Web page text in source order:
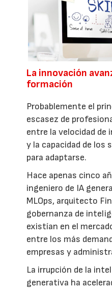
La innovación
formación
Probablemente el
escasez de
entre la velocidad
y la capacidad de los
para adaptarse.
Hace apenas cinco
ingeniero de IA
MLOps, arquitecto
gobernanza de
existían en el
entre los más
empresas y
La irrupción de la
generativa ha